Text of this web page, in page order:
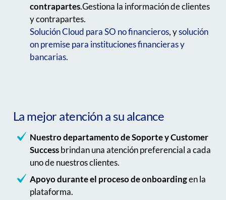
contrapartes.Gestiona la información de clientes
y contrapartes.
Solución Cloud para SO no financieros, ysolución
on premise para instituciones financieras y
bancarias.
La mejor atención a su alcance
Nuestro departamento de Soporte y Customer
Successbrindan una atención preferencial a cada
uno de nuestros clientes.
Apoyo durante el proceso de onboardingen la
plataforma.